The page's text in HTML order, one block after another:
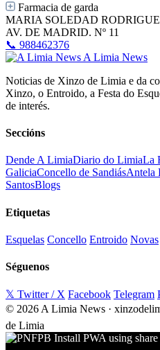
Farmacia de garda
MARIA SOLEDAD
AV. DE MADRID. Nº 11
📞 988462376
A Limia News
Noticias de Xinzo de Limia e da
Xinzo, o Entroido, a Festa do
de interés.
Seccións
Dende A LimiaDiario do LimiaLa
GaliciaConcello de SandiásAntela
SantosBlogs
Etiquetas
Esquelas Concello Entroido Novas
Séguenos
𝕏 Twitter / X Facebook Telegram
© 2026 A Limia News ·
de Limia